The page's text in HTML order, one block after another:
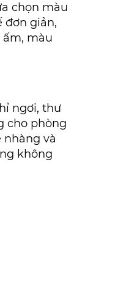
chọn màu
đơn giản,
màu
ngơi, thư
cho phòng
nhàng và
không